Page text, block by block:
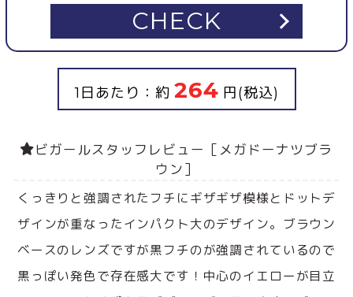
CHECK
1日あたり：約 264 円(税込)
ビガールスタッフレビュー［メガドーナツブラ
ウン］
くっきりと強調されたフチにギザギザ模様とドットデ
ザインが重なったインパクト大のデザイン。ブラウン
ベースのレンズですが黒フチのが強調されているので
黒っぽい発色で存在感大です！中心のイエローが目立